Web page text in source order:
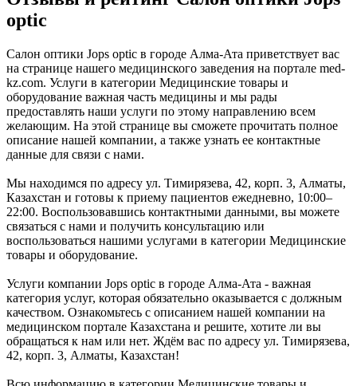
optic
Салон оптики Jops optic в городе Алма-Ата приветствует вас
на странице нашего медицинского заведения на портале med-
kz.com. Услуги в категории Медицинские товары и
оборудование важная часть медицины и мы рады
предоставлять наши услуги по этому направлению всем
желающим. На этой странице вы сможете прочитать полное
описание нашей компании, а также узнать ее контактные
данные для связи с нами.
Мы находимся по адресу ул. Тимирязева, 42, корп. 3, Алматы,
Казахстан и готовы к приему пациентов ежедневно, 10:00–
22:00. Воспользовавшись контактными данными, вы можете
связаться с нами и получить консультацию или
воспользоваться нашими услугами в категории Медицинские
товары и оборудование.
Услуги компании Jops optic в городе Алма-Ата - важная
категория услуг, которая обязательно оказывается с должным
качеством. Ознакомьтесь с описанием нашей компании на
медицинском портале Казахстана и решите, хотите ли вы
обращаться к нам или нет. Ждём вас по адресу ул. Тимирязева,
42, корп. 3, Алматы, Казахстан!